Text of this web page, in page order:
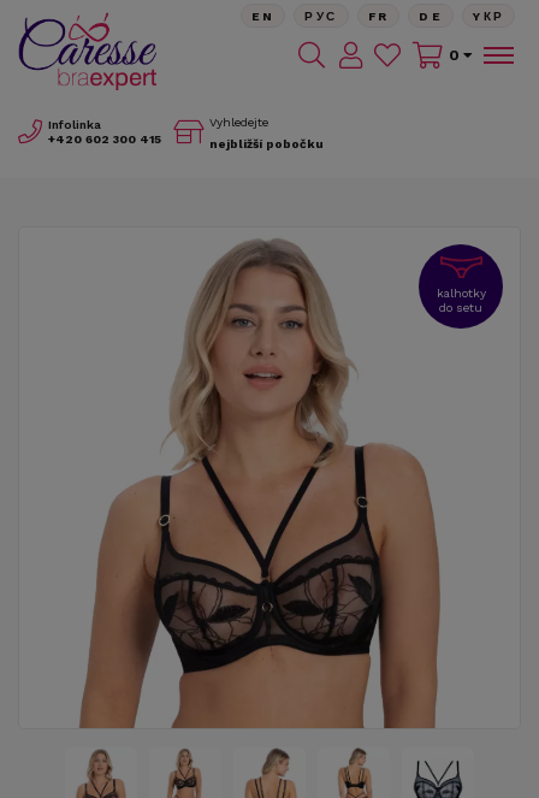
Infolinka
+420 602 300 415
Vyhledejte
nejbližší pobočku
EN РУС FR DE YКР
0
kalhotky
do setu